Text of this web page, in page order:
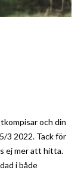
och din
3 2022. Tack för
ej mer att hitta.
i både